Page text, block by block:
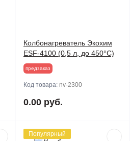
Колбонагреватель Экохим
ESF-4100 (0,5 л, до 450°С)
предзаказ
Код товара: nv-2300
0.00 руб.
Популярный